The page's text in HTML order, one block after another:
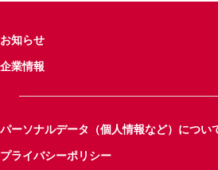
お知らせ
企業情報
パーソナルデータ（個人情報など）につい
プライバシーポリシー